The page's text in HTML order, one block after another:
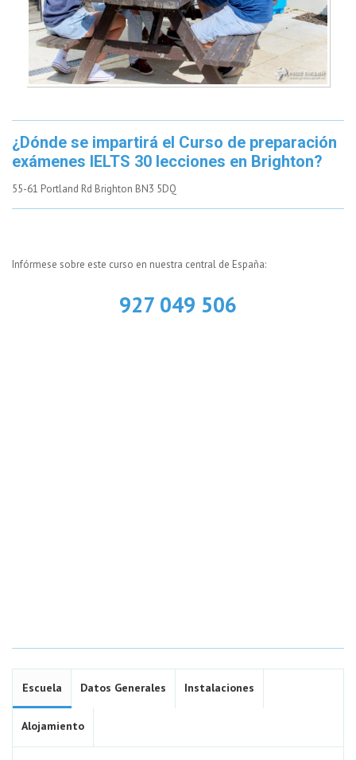
¿Dónde se impartirá el Curso de preparación
exámenes IELTS 30 lecciones en Brighton?
55-61 Portland Rd Brighton BN3 5DQ
Infórmese sobre este curso en nuestra central de España:
927 049 506
Escuela Datos Generales Instalaciones
Alojamiento